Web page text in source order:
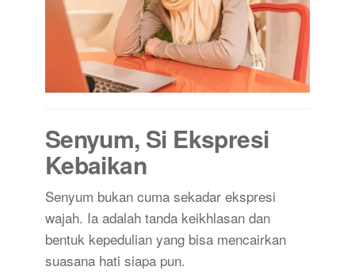
Senyum, Si Ekspresi
Kebaikan
Senyum bukan cuma sekadar ekspresi
wajah. Ia adalah tanda keikhlasan dan
bentuk kepedulian yang bisa mencairkan
suasana hati siapa pun.